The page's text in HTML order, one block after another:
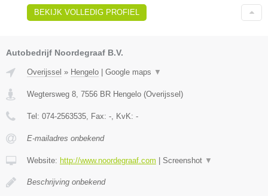
BEKIJK VOLLEDIG PROFIEL
Autobedrijf Noordegraaf B.V.
Overijssel » Hengelo Google maps ▼
Wegtersweg 8, 7556 BR Hengelo (Overijssel )
Tel: 074-2563535, Fax: -, KvK: -
E-mailadres onbekend
Website: http://www.noordegraaf.com Screenshot ▼
Beschrijving onbekend